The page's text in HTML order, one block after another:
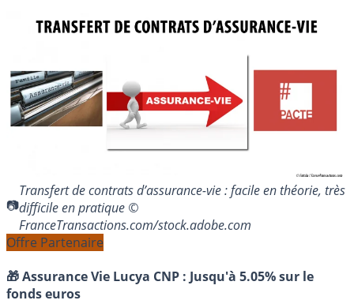
Transfert de contrats d’assurance-vie : facile en théorie, très
difficile en pratique ©
FranceTransactions.com/stock.adobe.com
Offre Partenaire
🎁 Assurance Vie Lucya CNP : Jusqu'à 5.05% sur le
fonds euros